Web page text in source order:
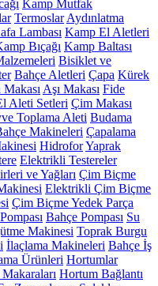
Kamp Mutfak
Termoslar Aydınlatma
Lambası Kamp El Aletleri
Bıçağı Kamp Baltası
Bisiklet ve
Bahçe Aletleri Çapa Kürek
Aşı Makası Fide
Aleti Setleri Çim Makası
Toplama Aleti Budama
Makineleri Çapalama
HidroforYaprak
Elektrikli Testereler
ve Yağları Çim Biçme
Elektrikli Çim Biçme
Çim Biçme Yedek Parça
Bahçe Pompası Su
Makinesi Toprak Burgu
İlaçlama Makineleri Bahçe İş
Ürünleri Hortumlar
Hortum Bağlantı